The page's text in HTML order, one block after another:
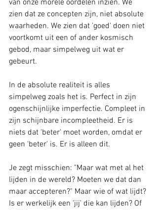
van onze morele oordelen inzien. We
zien dat ze concepten zijn, niet absolute
waarheden. We zien dat 'goed' doen niet
voortkomt uit een of ander kosmisch
gebod, maar simpelweg uit wat er
gebeurt.
In de absolute realiteit is alles
simpelweg zoals het is. Perfect in zijn
ogenschijnlijke imperfectie. Compleet in
zijn schijnbare incompleetheid. Er is
niets dat 'beter' moet worden, omdat er
geen 'beter' is. Er is alleen dit.
Je zegt misschien: "Maar wat met al het
lijden in de wereld? Moeten we dat dan
maar accepteren?" Maar wie of wat lijdt?
Is er werkelijk een 'jij' die kan lijden? Of